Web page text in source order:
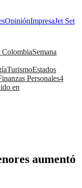
OpiniónImpresaJet Set
Semana
TurismoEstados
Personales4
en
aumentó